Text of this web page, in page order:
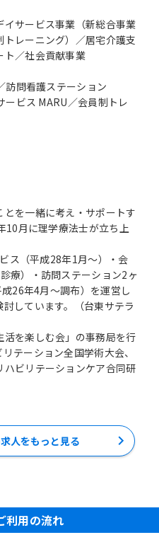
サービス事業（新総合事業
レーニング）／居宅介護支
ト／社会貢献事業
訪問看護ステーション
ービス MARU／会員制トレ
を一緒に考え・サポートす
10月に理学療法士が立ち上
ス（平成28年1月～）・会
療）・訪問ステーション2ヶ
26年4月～調布）を運営し
しています。（台東サテラ
を楽しむ会」の事務局を行
テーション全国学術大会、
ビリテーションケア合同研
人をもっと見る
利用の流れ